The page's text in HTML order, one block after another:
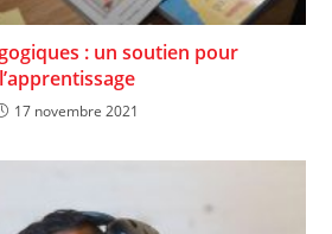
: un soutien pour
l’apprentissage
17 novembre 2021